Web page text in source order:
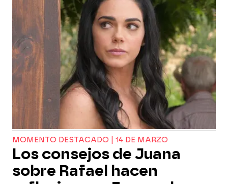
MOMENTO DESTACADO | 14 DE MARZO
Los consejos de Juana
sobre Rafael hacen